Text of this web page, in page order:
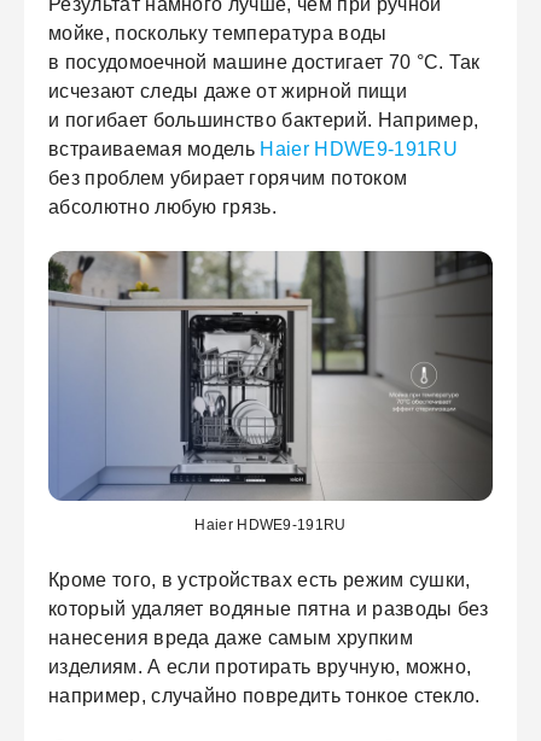
Результат намного лучше, чем при ручной
мойке, поскольку температура воды
в посудомоечной машине достигает 70 °C. Так
исчезают следы даже от жирной пищи
и погибает большинство бактерий. Например,
встраиваемая модель Haier HDWE9-191RU
без проблем убирает горячим потоком
абсолютно любую грязь.
Haier HDWE9-191RU
Кроме того, в устройствах есть режим сушки,
который удаляет водяные пятна и разводы без
нанесения вреда даже самым хрупким
изделиям. А если протирать вручную, можно,
например, случайно повредить тонкое стекло.